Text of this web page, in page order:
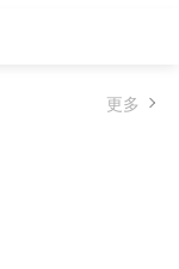
更多